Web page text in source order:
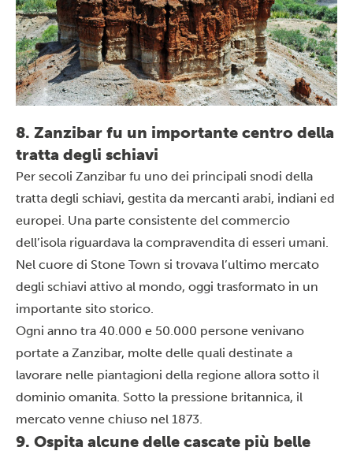
8. Zanzibar fu un importante centro della
tratta degli schiavi
Per secoli Zanzibar fu uno dei principali snodi della
tratta degli schiavi, gestita da mercanti arabi, indiani ed
europei. Una parte consistente del commercio
dell’isola riguardava la compravendita di esseri umani.
Nel cuore di Stone Town si trovava l’ultimo mercato
degli schiavi attivo al mondo, oggi trasformato in un
importante sito storico.
Ogni anno tra 40.000 e 50.000 persone venivano
portate a Zanzibar, molte delle quali destinate a
lavorare nelle piantagioni della regione allora sotto il
dominio omanita. Sotto la pressione britannica, il
mercato venne chiuso nel 1873.
9. Ospita alcune delle cascate più belle